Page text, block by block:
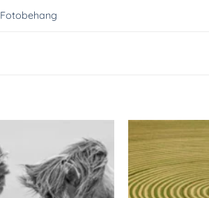
Fotobehang
Toevoegen
aan
verlanglijst